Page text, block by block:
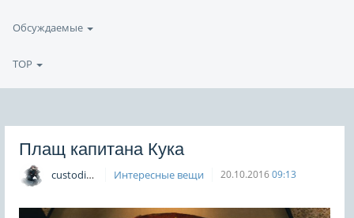
Обсуждаемые
TOP
Плащ капитана Кука
custodian Интересные вещи 20.10.2016 09:13